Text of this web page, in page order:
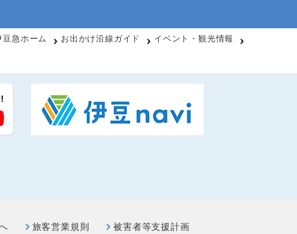
豆急ホーム お出かけ沿線ガイド イベント・観光情報
旅客営業規則
被害者等支援計画